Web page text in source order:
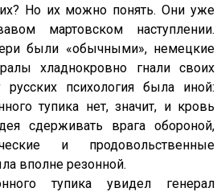
Но их можно понять. Они уже
мартовском наступлении.
были «обычными», немецкие
хладнокровно гнали своих
психология была иной:
тупика нет, значит, и кровь
сдерживать врага обороной,
и продовольственные
вполне резонной.
тупика увидел генерал